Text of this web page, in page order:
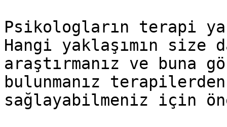
Psikologların terapi
Hangi yaklaşımın size
araştırmanız ve buna
bulunmanız
sağlayabilmeniz için